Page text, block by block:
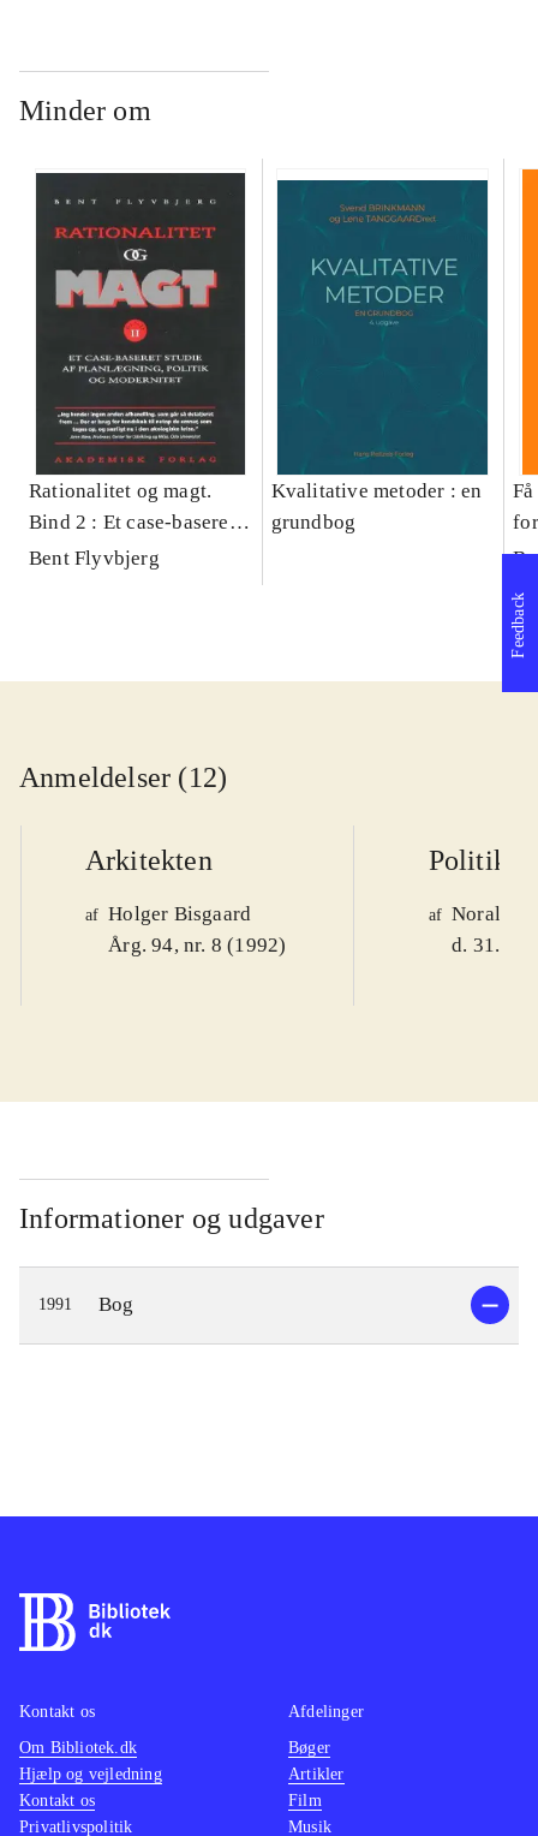
Minder om
Rationalitet og magt.
Bind 2 : Et case-baseret
studie af planlægning,
Bent Flyvbjerg
Kvalitative metoder : en
grundbog
Anmeldelser (12)
Arkitekten
af Holger Bisgaard
Årg. 94, nr. 8 (1992)
Politiken
af Noralv
d. 31.
Informationer og udgaver
1991 Bog
Feedback
Kontakt os
Om Bibliotek.dk
Hjælp og vejledning
Kontakt os
Privatlivspolitik
Afdelinger
Bøger
Artikler
Film
Musik